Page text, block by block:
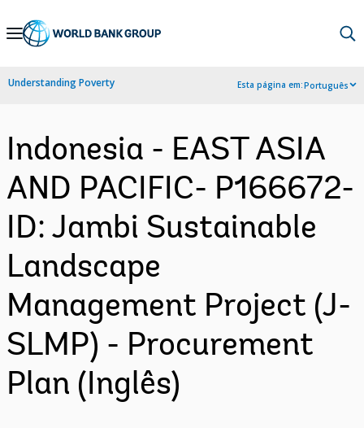
Skip
Navigation
Understanding Poverty Esta página em:Português
Indonesia - EAST ASIA
AND PACIFIC- P166672-
ID: Jambi Sustainable
Landscape
Management Project (J-
SLMP) - Procurement
Plan (Inglês)